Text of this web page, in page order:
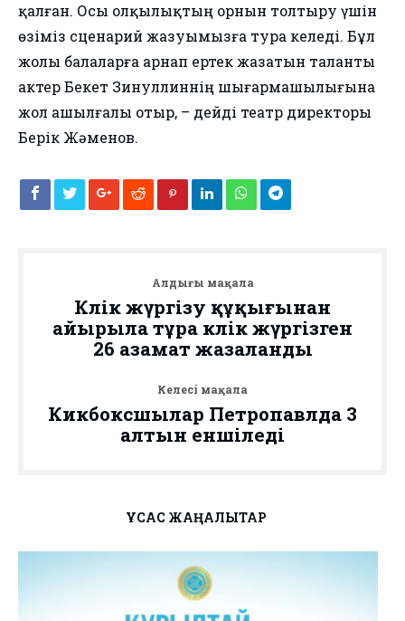
қалған. Осы олқылықтың орнын толтыру үшін
өзіміз сценарий жазуымызға тура келеді. Бұл
жолы балаларға арнап ертек жазатын таланты
актер Бекет Зинуллиннің шығармашылығына
жол ашылғалы отыр, – дейді театр директоры
Берік Жәменов.
Алдыңғы мақала
Көлік жүргізу құқығынан
айырыла тұра көлік жүргізген
26 азамат жазаланды
Келесі мақала
Кикбоксшылар Петропавлда 3
алтын еншіледі
ҰҚСАС ЖАҢАЛЫҚТАР